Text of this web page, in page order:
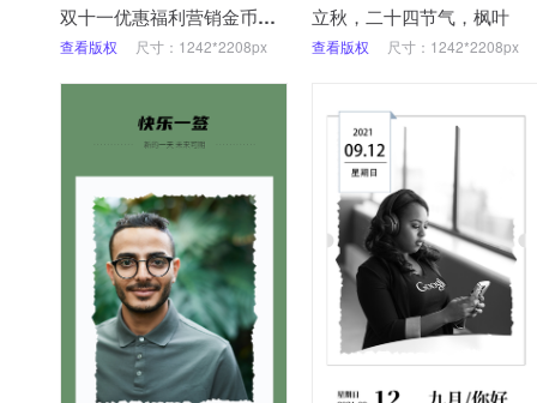
双十一优惠福利营销金币插画风海报
查看版权 尺寸：1242*2208px
立秋，二十四节气，枫叶
查看版权 尺寸：1242*2208px